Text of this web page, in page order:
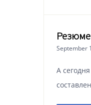
September
А